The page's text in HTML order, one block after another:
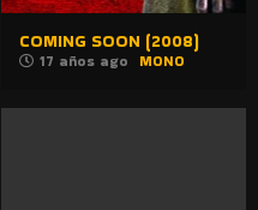
COMING SOON (2008)
17 años ago MONO